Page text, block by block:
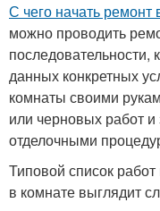
С чего начать ремонт
можно проводить
последовательности,
данных конкретных
комнаты своими
или черновых работ
отделочными
Типовой список
в комнате выглядит